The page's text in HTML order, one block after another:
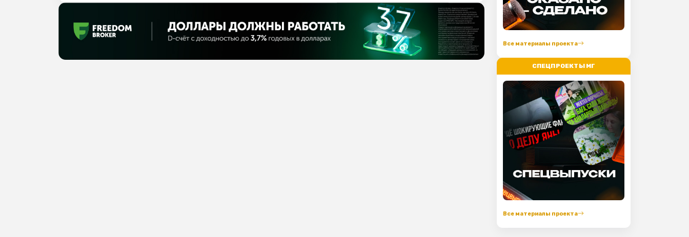
Все материалы проекта
СПЕЦПРОЕКТЫ МГ
Все материалы проекта